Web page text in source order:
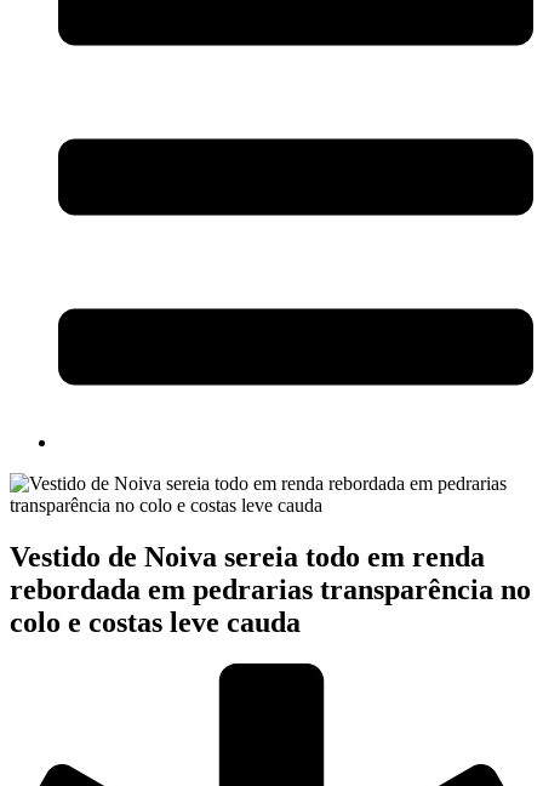
Vestido de Noiva sereia todo em renda
rebordada em pedrarias transparência no
colo e costas leve cauda